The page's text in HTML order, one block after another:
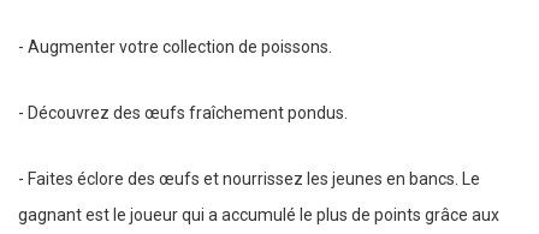
- Augmenter votre collection de poissons.
- Découvrez des œufs fraîchement pondus.
- Faites éclore des œufs et nourrissez les jeunes en bancs. Le
gagnant est le joueur qui a accumulé le plus de points grâce aux